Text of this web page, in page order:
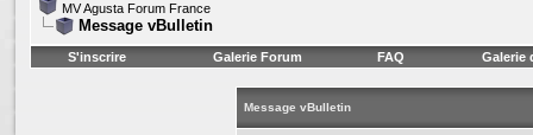
MV Agusta Forum France
Message vBulletin
S'inscrire Galerie Forum FAQ Galerie
Message vBulletin